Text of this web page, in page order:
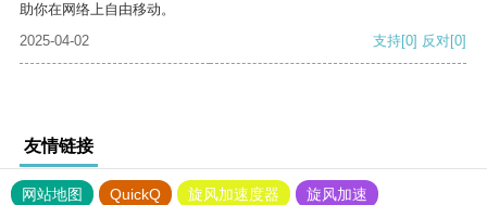
助你在网络上自由移动。
2025-04-02
支持[0] 反对[0]
友情链接
网站地图 QuickQ 旋风加速度器
旋风加速